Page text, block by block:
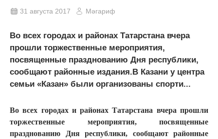
31 августа 2017 Мәгариф
Во всех городах и районах Татарстана вчера
прошли торжественные мероприятия,
посвященные празднованию Дня республики,
сообщают районные издания.В Казани у центра
семьи «Казан» были организованы спорти...
Во всех городах и районах Татарстана вчера прошли
торжественные мероприятия, посвященные
празднованию Дня республики, сообщают районные